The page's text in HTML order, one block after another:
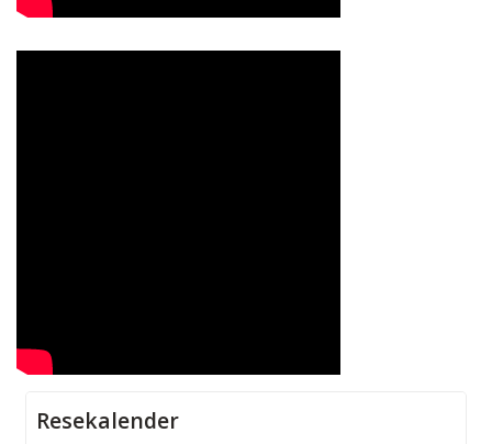
Resekalender